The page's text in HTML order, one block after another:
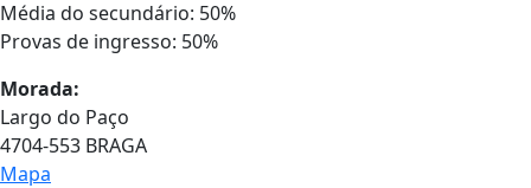
Média do secundário: 50%
Provas de ingresso: 50%
Morada:
Largo do Paço
4704-553 BRAGA
Mapa